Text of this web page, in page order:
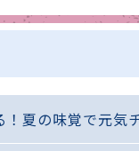
夏の味覚で元気